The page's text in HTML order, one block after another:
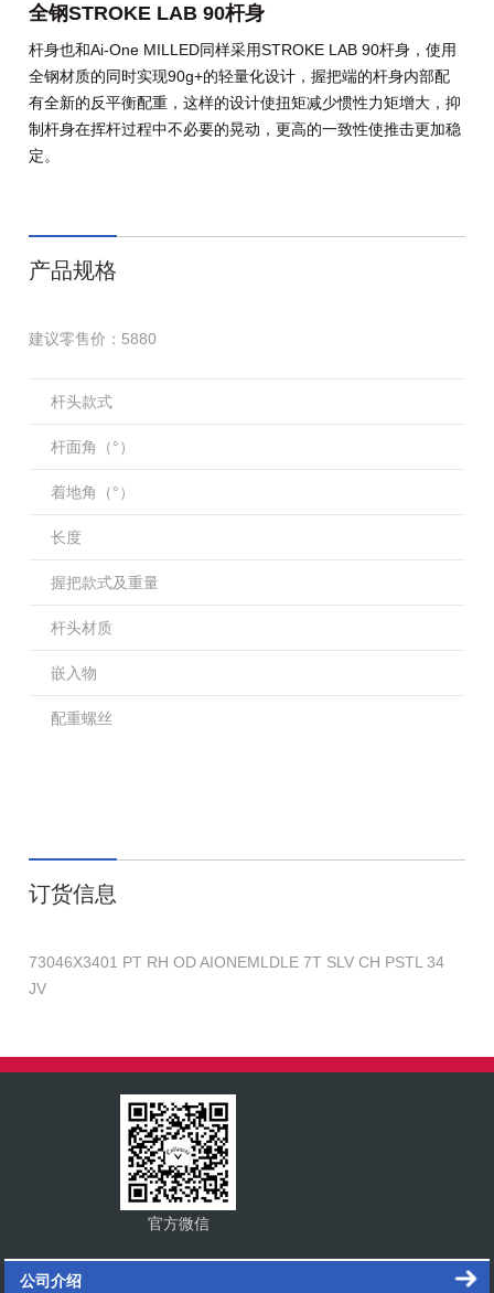
全钢STROKE LAB 90杆身
杆身也和Ai-One MILLED同样采用STROKE LAB 90杆身，使用
全钢材质的同时实现90g+的轻量化设计，握把端的杆身内部配
有全新的反平衡配重，这样的设计使扭矩减少惯性力矩增大，抑
制杆身在挥杆过程中不必要的晃动，更高的一致性使推击更加稳
定。
产品规格
建议零售价：5880
杆头款式
杆面角（°）
着地角（°）
长度
握把款式及重量
杆头材质
嵌入物
配重螺丝
订货信息
73046X3401 PT RH OD AIONEMLDLE 7T SLV CH PSTL 34
JV
官方微信
公司介绍